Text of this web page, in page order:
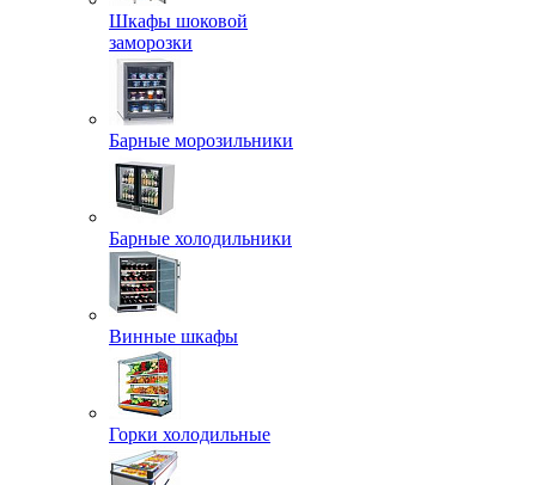
Шкафы шоковой
заморозки
Барные морозильники
Барные холодильники
Винные шкафы
Горки холодильные